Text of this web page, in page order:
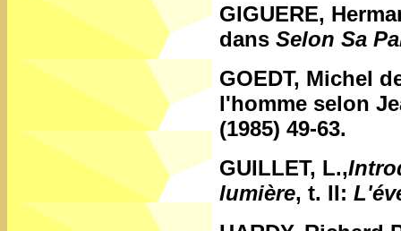
GIGUERE,
dans Selon Sa
GOEDT, Michel
l'homme selon
(1985) 49-63.
GUILLET, L.,
lumière, t. II: